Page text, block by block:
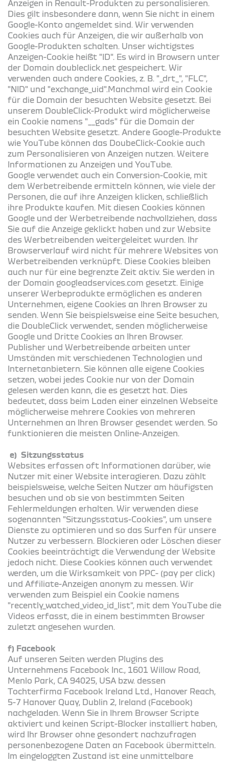
Anzeigen in Renault-Produkten zu personalisieren.
Dies gilt insbesondere dann, wenn Sie nicht in einem
Google-Konto angemeldet sind. Wir verwenden
Cookies auch für Anzeigen, die wir außerhalb von
Google-Produkten schalten. Unser wichtigstes
Anzeigen-Cookie heißt "ID". Es wird in Browsern unter
der Domain doubleclick.net gespeichert. Wir
verwenden auch andere Cookies, z. B. "_drt_", "FLC",
"NID" und "exchange_uid".Manchmal wird ein Cookie
für die Domain der besuchten Website gesetzt. Bei
unserem DoubleClick-Produkt wird möglicherweise
ein Cookie namens "__gads" für die Domain der
besuchten Website gesetzt. Andere Google-Produkte
wie YouTube können das DoubeClick-Cookie auch
zum Personalisieren von Anzeigen nutzen. Weitere
Informationen zu Anzeigen und YouTube.
Google verwendet auch ein Conversion-Cookie, mit
dem Werbetreibende ermitteln können, wie viele der
Personen, die auf ihre Anzeigen klicken, schließlich
ihre Produkte kaufen. Mit diesen Cookies können
Google und der Werbetreibende nachvollziehen, dass
Sie auf die Anzeige geklickt haben und zur Website
des Werbetreibenden weitergeleitet wurden. Ihr
Browserverlauf wird nicht für mehrere Websites von
Werbetreibenden verknüpft. Diese Cookies bleiben
auch nur für eine begrenzte Zeit aktiv. Sie werden in
der Domain googleadservices.com gesetzt. Einige
unserer Werbeprodukte ermöglichen es anderen
Unternehmen, eigene Cookies an Ihren Browser zu
senden. Wenn Sie beispielsweise eine Seite besuchen,
die DoubleClick verwendet, senden möglicherweise
Google und Dritte Cookies an Ihren Browser.
Publisher und Werbetreibende arbeiten unter
Umständen mit verschiedenen Technologien und
Internetanbietern. Sie können alle eigene Cookies
setzen, wobei jedes Cookie nur von der Domain
gelesen werden kann, die es gesetzt hat. Dies
bedeutet, dass beim Laden einer einzelnen Webseite
möglicherweise mehrere Cookies von mehreren
Unternehmen an Ihren Browser gesendet werden. So
funktionieren die meisten Online-Anzeigen.
e) Sitzungsstatus
Websites erfassen oft Informationen darüber, wie
Nutzer mit einer Website interagieren. Dazu zählt
beispielsweise, welche Seiten Nutzer am häufigsten
besuchen und ob sie von bestimmten Seiten
Fehlermeldungen erhalten. Wir verwenden diese
sogenannten "Sitzungsstatus-Cookies", um unsere
Dienste zu optimieren und so das Surfen für unsere
Nutzer zu verbessern. Blockieren oder Löschen dieser
Cookies beeinträchtigt die Verwendung der Website
jedoch nicht. Diese Cookies können auch verwendet
werden, um die Wirksamkeit von PPC- (pay per click)
und Affiliate-Anzeigen anonym zu messen. Wir
verwenden zum Beispiel ein Cookie namens
"recently_watched_video_id_list", mit dem YouTube die
Videos erfasst, die in einem bestimmten Browser
zuletzt angesehen wurden.
f) Facebook
Auf unseren Seiten werden Plugins des
Unternehmens Facebook Inc., 1601 Willow Road,
Menlo Park, CA 94025, USA bzw. dessen
Tochterfirma Facebook Ireland Ltd., Hanover Reach,
5-7 Hanover Quay, Dublin 2, Ireland (Facebook)
nachgeladen. Wenn Sie in Ihrem Browser Scripte
aktiviert und keinen Script-Blocker installiert haben,
wird Ihr Browser ohne gesondert nachzufragen
personenbezogene Daten an Facebook übermitteln.
Im eingeloggten Zustand ist eine unmittelbare